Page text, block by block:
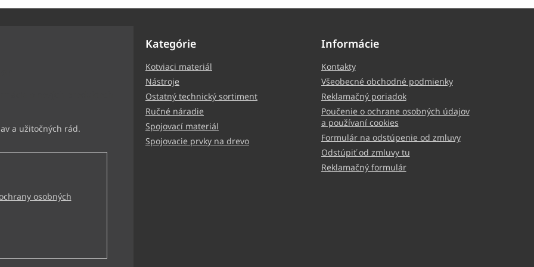
osobných
Kategórie
Kotviaci materiál
Nástroje
Ostatný technický sortiment
Ručné náradie
Spojovací materiál
Spojovacie prvky na drevo
Informácie
Kontakty
Všeobecné obchodné podmienky
Reklamačný poriadok
Poučenie o ochrane osobných údajov
a používaní cookies
Formulár na odstúpenie od zmluvy
Odstúpiť od zmluvy tu
Reklamačný formulár